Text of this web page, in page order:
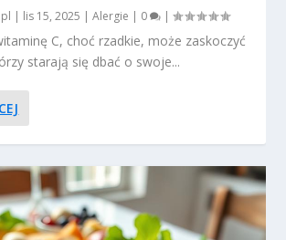
| lis 15, 2025 |Alergie | 0 |
C, choć rzadkie, może zaskoczyć
starają się dbać o swoje...